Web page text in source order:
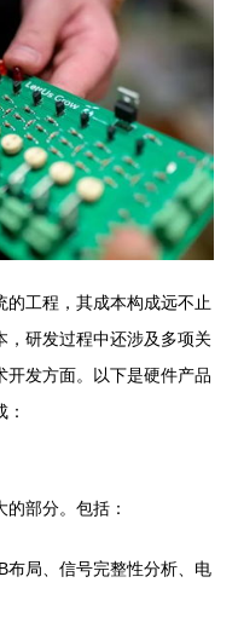
的工程，其成本构成远不止
，研发过程中还涉及多项关
开发方面。以下是硬件产品
部分。包括：
布局、信号完整性分析、电